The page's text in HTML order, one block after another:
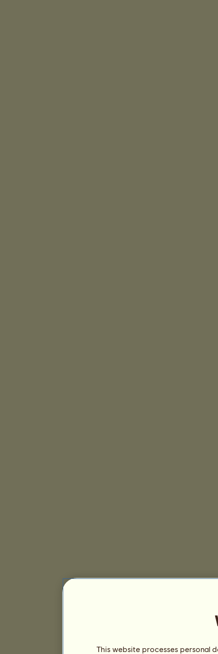
This website processes personal